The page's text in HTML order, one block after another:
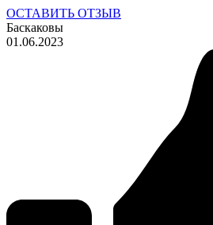
ОСТАВИТЬ ОТЗЫВ
Баскаковы
01.06.2023